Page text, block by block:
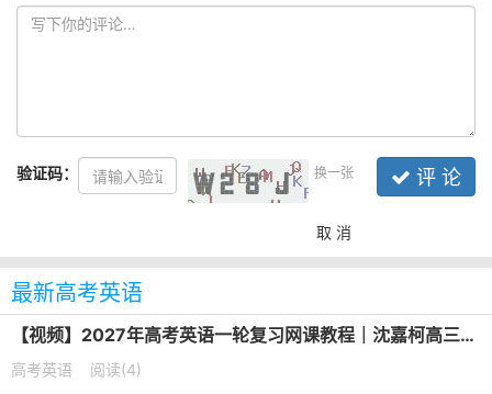
验证码： 换一张 评 论
取 消
最新高考英语
【视频】2027年高考英语一轮复习网课教程｜沈嘉柯高三英语上学期暑假班视频教程
高考英语 阅读(4)